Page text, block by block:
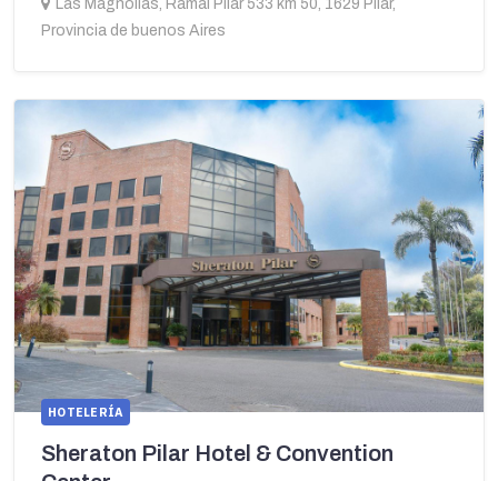
Las Magnolias, Ramal Pilar 533 km 50, 1629 Pilar,
Provincia de buenos Aires
HOTELERÍA
Sheraton Pilar Hotel & Convention